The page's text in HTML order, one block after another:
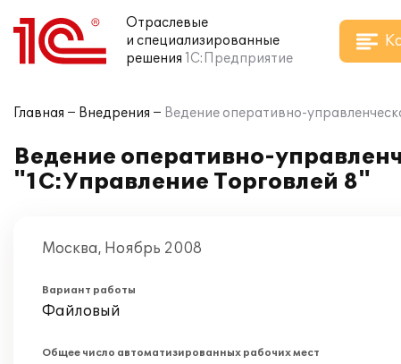
Отраслевые
и специализированные
решения 1С:Предприятие
Главная Внедрения Ведение оперативно-
Ведение оперативно-
"1С:Управление Торговлей 8"
Москва, Ноябрь 2008
Вариант работы
Файловый
Общее число автоматизированных рабочих мест